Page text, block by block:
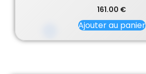
161.00 €
Ajouter au panier